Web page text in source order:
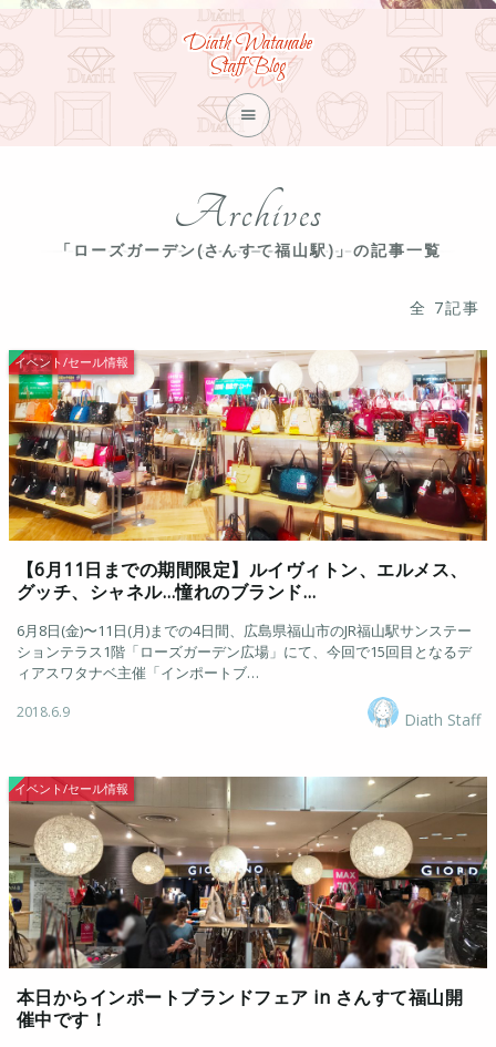
Diath Watanabe
Staff Blog

Archives
「ローズガーデン(さんすて福山駅)」の記事一覧
全 7記事
イベント/セール情報
【6月11日までの期間限定】ルイヴィトン、エルメス、
グッチ、シャネル…憧れのブランド…
6月8日(金)〜11日(月)までの4日間、広島県福山市のJR福山駅サンステー
ションテラス1階「ローズガーデン広場」にて、今回で15回目となるデ
ィアスワタナベ主催「インポートブ…
2018.6.9 Diath Staff
イベント/セール情報
本日からインポートブランドフェア in さんすて福山開
催中です！